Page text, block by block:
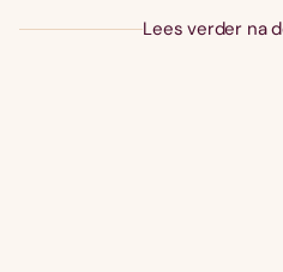
Lees verder na